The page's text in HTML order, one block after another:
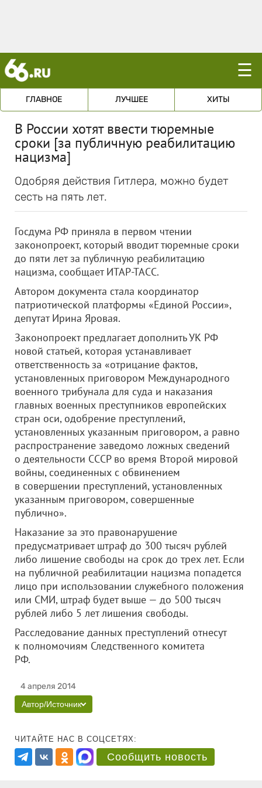
☰
ГЛАВНОЕ ЛУЧШЕЕ ХИТЫ
В России хотят ввести тюремные
сроки [за публичную реабилитацию
нацизма]
Одобряя действия Гитлера, можно будет
сесть на пять лет.
Госдума РФ приняла в первом чтении
законопроект, который вводит тюремные сроки
до пяти лет за публичную реабилитацию
нацизма, сообщает ИТАР-ТАСС.
Автором документа стала координатор
патриотической платформы «Единой России»,
депутат Ирина Яровая.
Законопроект предлагает дополнить УК РФ
новой статьей, которая устанавливает
ответственность за «отрицание фактов,
установленных приговором Международного
военного трибунала для суда и наказания
главных военных преступников европейских
стран оси, одобрение преступлений,
установленных указанным приговором, а равно
распространение заведомо ложных сведений
о деятельности СССР во время Второй мировой
войны, соединенных с обвинением
в совершении преступлений, установленных
указанным приговором, совершенные
публично».
Наказание за это правонарушение
предусматривает штраф до 300 тысяч рублей
либо лишение свободы на срок до трех лет. Если
на публичной реабилитации нацизма попадется
лицо при использовании служебного положения
или СМИ, штраф будет выше — до 500 тысяч
рублей либо 5 лет лишения свободы.
Расследование данных преступлений отнесут
к полномочиям Следственного комитета
РФ.
4 апреля 2014
Автор/Источник
ЧИТАЙТЕ НАС В СОЦСЕТЯХ:
Сообщить новость